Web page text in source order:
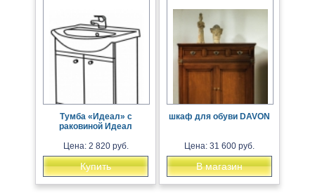
Тумба «Идеал» с
раковиной Идеал
Цена: 2 820 руб.
Купить
шкаф для обуви DAVON
Цена: 31 600 руб.
В магазин